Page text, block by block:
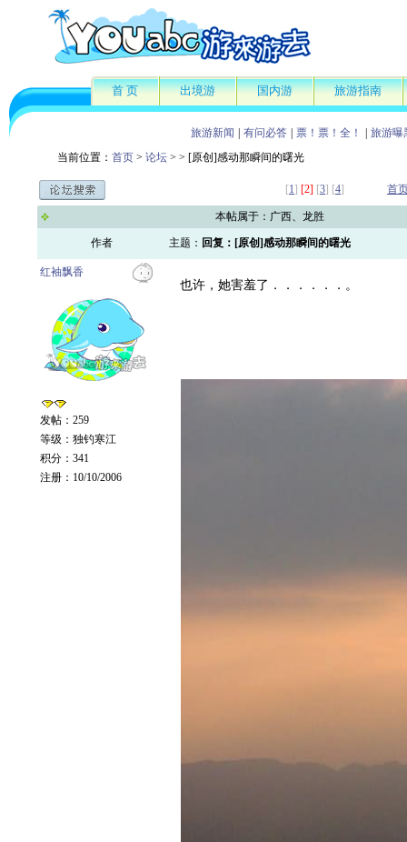
首 页 出境游 国内游 旅游指南
旅游新闻 有问必答 票！票！全！
旅游曝
当前位置： 首页 > 论坛 > > [原创]感动那瞬间的曙光
[1] [2] [3] [4] 首
本帖属于：广西、龙胜
作者 主题： 回复：[原创]感动那瞬间的曙光
红袖飘香
发帖：259
等级：独钓寒江
积分：341
注册：10/10/2006
也许，她害羞了．．．．．．。